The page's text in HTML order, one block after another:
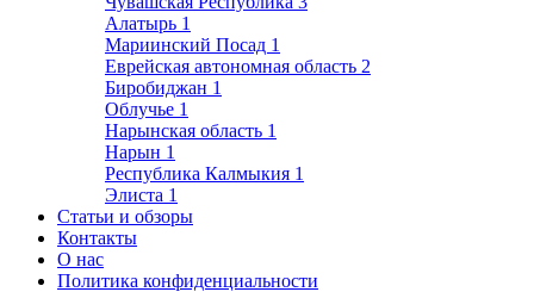
Алатырь 1
Мариинский Посад 1
Еврейская автономная область 2
Биробиджан 1
Облучье 1
Нарынская область 1
Нарын 1
Республика Калмыкия 1
Элиста 1
Статьи и обзоры
Контакты
О нас
Политика конфиденциальности